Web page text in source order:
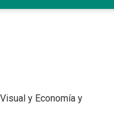
y Economía y